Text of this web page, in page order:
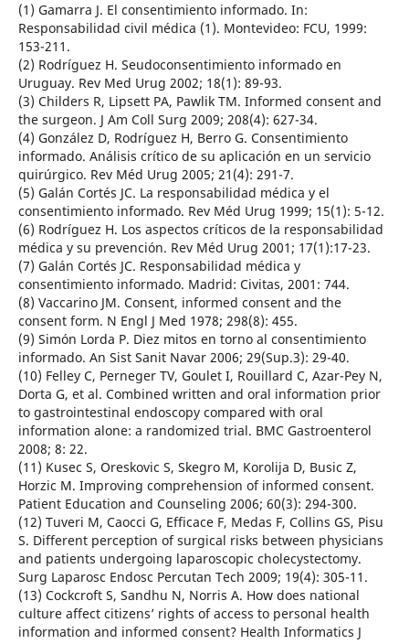
(1) Gamarra J. El consentimiento informado. In:
Responsabilidad civil médica (1). Montevideo: FCU, 1999:
153-211.
(2) Rodríguez H. Seudoconsentimiento informado en
Uruguay. Rev Med Urug 2002; 18(1): 89-93.
(3) Childers R, Lipsett PA, Pawlik TM. Informed consent and
the surgeon. J Am Coll Surg 2009; 208(4): 627-34.
(4) González D, Rodríguez H, Berro G. Consentimiento
informado. Análisis crítico de su aplicación en un servicio
quirúrgico. Rev Méd Urug 2005; 21(4): 291-7.
(5) Galán Cortés JC. La responsabilidad médica y el
consentimiento informado. Rev Méd Urug 1999; 15(1): 5-12.
(6) Rodríguez H. Los aspectos críticos de la responsabilidad
médica y su prevención. Rev Méd Urug 2001; 17(1):17-23.
(7) Galán Cortés JC. Responsabilidad médica y
consentimiento informado. Madrid: Civitas, 2001: 744.
(8) Vaccarino JM. Consent, informed consent and the
consent form. N Engl J Med 1978; 298(8): 455.
(9) Simón Lorda P. Diez mitos en torno al consentimiento
informado. An Sist Sanit Navar 2006; 29(Sup.3): 29-40.
(10) Felley C, Perneger TV, Goulet I, Rouillard C, Azar-Pey N,
Dorta G, et al. Combined written and oral information prior
to gastrointestinal endoscopy compared with oral
information alone: a randomized trial. BMC Gastroenterol
2008; 8: 22.
(11) Kusec S, Oreskovic S, Skegro M, Korolija D, Busic Z,
Horzic M. Improving comprehension of informed consent.
Patient Education and Counseling 2006; 60(3): 294-300.
(12) Tuveri M, Caocci G, Efficace F, Medas F, Collins GS, Pisu
S. Different perception of surgical risks between physicians
and patients undergoing laparoscopic cholecystectomy.
Surg Laparosc Endosc Percutan Tech 2009; 19(4): 305-11.
(13) Cockcroft S, Sandhu N, Norris A. How does national
culture affect citizens’ rights of access to personal health
information and informed consent? Health Informatics J